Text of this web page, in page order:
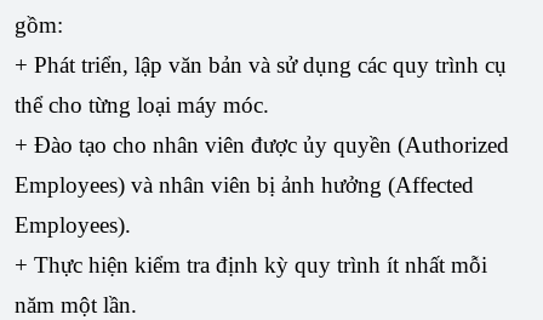
gồm:
+ Phát triển, lập văn bản và sử dụng các quy trình cụ
thể cho từng loại máy móc.
+ Đào tạo cho nhân viên được ủy quyền (Authorized
Employees) và nhân viên bị ảnh hưởng (Affected
Employees).
+ Thực hiện kiểm tra định kỳ quy trình ít nhất mỗi
năm một lần.